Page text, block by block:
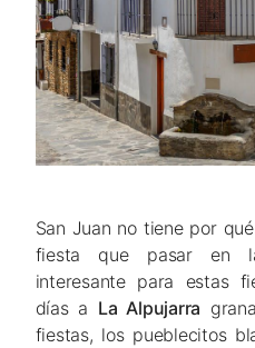
San Juan no tiene por
fiesta que pasar en
interesante para estas
días a La Alpujarra
fiestas, los pueblecitos